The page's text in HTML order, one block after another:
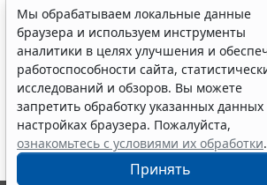
Показать все
Мы обрабатываем локальные данные
браузера и используем инструменты
аналитики в целях улучшения и
работоспособности сайта,
исследований и обзоров. Вы можете
запретить обработку указанных данных
настройках браузера. Пожалуйста,
ознакомьтесь с условиями их обработки.
Принять